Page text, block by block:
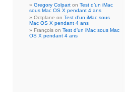
Gregory Colpart on Test d’un iMac
sous Mac OS X pendant 4 ans
Octplane on Test d’un iMac sous
Mac OS X pendant 4 ans
François on Test d’un iMac sous Mac
OS X pendant 4 ans